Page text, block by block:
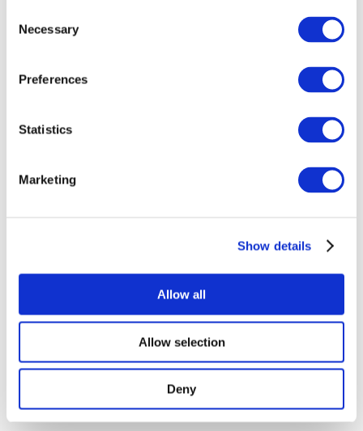
Selection
Necessary
Preferences
Statistics
Marketing
Show details
Allow all
Allow selection
Deny
Творческий вечер
Наше спецпредложение
Применить